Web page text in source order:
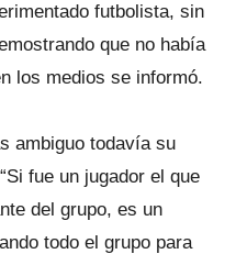
futbolista, sin
que no había
los medios se informó.
ambiguo todavía su
fue un jugador el que
del grupo, es un
todo el grupo para